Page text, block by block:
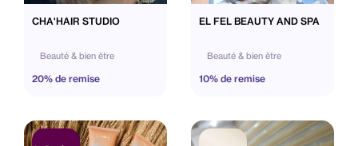
CHA'HAIR STUDIO
Beauté & bien être
20% de remise
EL FEL BEAUTY AND SPA
Beauté & bien être
10% de remise